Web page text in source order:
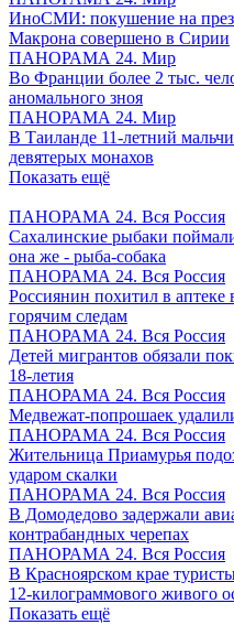
ИноСМИ: покушение на
Макрона совершено в Сирии
ПАНОРАМА 24. Мир
Во Франции более 2 тыс.
аномального зноя
ПАНОРАМА 24. Мир
В Таиланде 11-летний
девятерых монахов
Показать ещё
ПАНОРАМА 24. Вся Россия
Сахалинские рыбаки
она же - рыба-собака
ПАНОРАМА 24. Вся Россия
Россиянин похитил в
горячим следам
ПАНОРАМА 24. Вся Россия
Детей мигрантов обязали
18-летия
ПАНОРАМА 24. Вся Россия
Медвежат-попрошаек
ПАНОРАМА 24. Вся Россия
Жительница Приамурья
ударом скалки
ПАНОРАМА 24. Вся Россия
В Домодедово задержали
контрабандных черепах
ПАНОРАМА 24. Вся Россия
В Красноярском крае
12-килограммового живого
Показать ещё